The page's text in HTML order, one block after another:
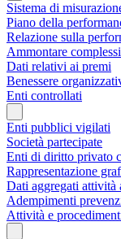
Sistema di
Piano della
Relazione sulla
Ammontare
Dati relativi ai premi
Benessere
Enti controllati
Enti pubblici vigilati
Società partecipate
Enti di diritto privato
Rappresentazione
Dati aggregati attività
Adempimenti
Attività e